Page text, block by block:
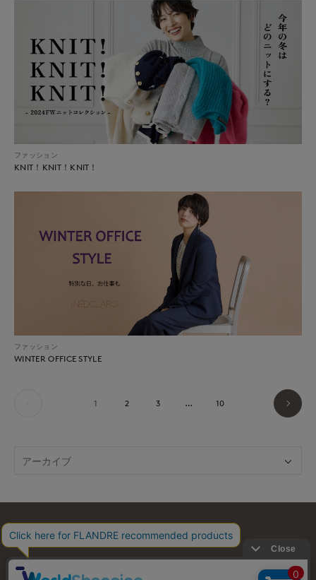
ファッション
KNIT！KNIT！KNIT！
ファッション
WINTER OFFICE STYLE
1 2 3 … 10
お問い合わせ 利用規約 プライバシーポリシー